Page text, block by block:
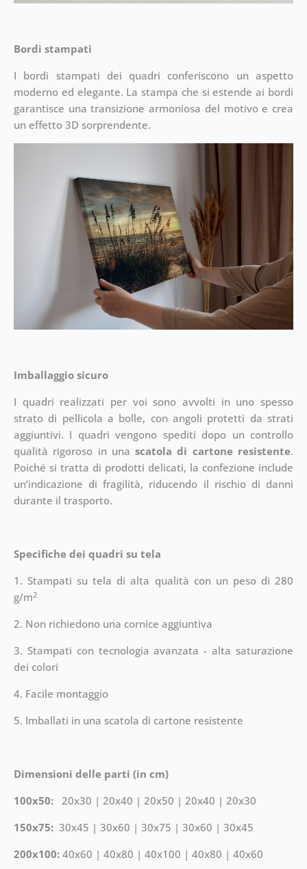
Bordi stampati
I bordi stampati dei quadri conferiscono un aspetto
moderno ed elegante. La stampa che si estende ai bordi
garantisce una transizione armoniosa del motivo e crea
un effetto 3D sorprendente.
Imballaggio sicuro
I quadri realizzati per voi sono avvolti in uno spesso
strato di pellicola a bolle, con angoli protetti da strati
aggiuntivi. I quadri vengono spediti dopo un controllo
qualità rigoroso in unascatola di cartone resistente.
Poiché si tratta di prodotti delicati, la confezione include
un’indicazione di fragilità, riducendo il rischio di danni
durante il trasporto.
Specifiche dei quadri su tela
1. Stampati su tela di alta qualità con un peso di 280
g/m2
2. Non richiedono una cornice aggiuntiva
3. Stampati con tecnologia avanzata - alta saturazione
dei colori
4. Facile montaggio
5. Imballati in una scatola di cartone resistente
Dimensioni delle parti (in cm)
100x50: 20x30 | 20x40 | 20x50 | 20x40 | 20x30
150x75: 30x45 | 30x60 | 30x75 | 30x60 | 30x45
200x100: 40x60 | 40x80 | 40x100 | 40x80 | 40x60